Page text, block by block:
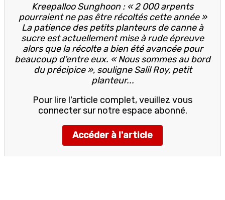
Kreepalloo Sunghoon : « 2 000 arpents
pourraient ne pas être récoltés cette année »
La patience des petits planteurs de canne à
sucre est actuellement mise à rude épreuve
alors que la récolte a bien été avancée pour
beaucoup d’entre eux. « Nous sommes au bord
du précipice », souligne Salil Roy, petit
planteur...
Pour lire l'article complet, veuillez vous
connecter sur notre espace abonné.
Accéder à l'article